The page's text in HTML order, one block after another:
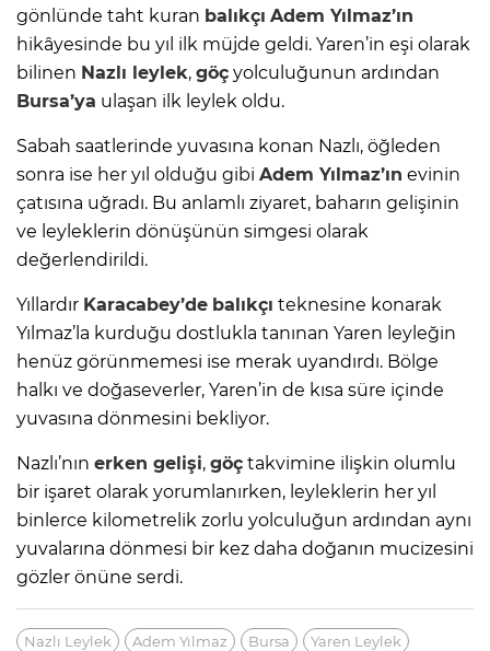
gönlünde taht kuran balıkçı Adem Yılmaz’ın
hikâyesinde bu yıl ilk müjde geldi. Yaren’in eşi olarak
bilinen Nazlı leylek, göç yolculuğunun ardından
Bursa’ya ulaşan ilk leylek oldu.
Sabah saatlerinde yuvasına konan Nazlı, öğleden
sonra ise her yıl olduğu gibi Adem Yılmaz’ın evinin
çatısına uğradı. Bu anlamlı ziyaret, baharın gelişinin
ve leyleklerin dönüşünün simgesi olarak
değerlendirildi.
Yıllardır Karacabey’de balıkçı teknesine konarak
Yılmaz’la kurduğu dostlukla tanınan Yaren leyleğin
henüz görünmemesi ise merak uyandırdı. Bölge
halkı ve doğaseverler, Yaren’in de kısa süre içinde
yuvasına dönmesini bekliyor.
Nazlı’nın erken gelişi, göç takvimine ilişkin olumlu
bir işaret olarak yorumlanırken, leyleklerin her yıl
binlerce kilometrelik zorlu yolculuğun ardından aynı
yuvalarına dönmesi bir kez daha doğanın mucizesini
gözler önüne serdi.
Nazlı Leylek Adem Yılmaz Bursa
Yaren Leylek